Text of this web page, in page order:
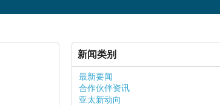
新闻类别
最新要闻
合作伙伴资讯
亚太新动向